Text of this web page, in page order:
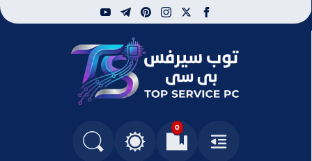
facebook
x
instagram
pinterest
telegram
youtube
توب سيرفس
القائمة
0
العلامات المرجعيةالتغيير بين الوضع النهاري والداكن
البحث في المدونة